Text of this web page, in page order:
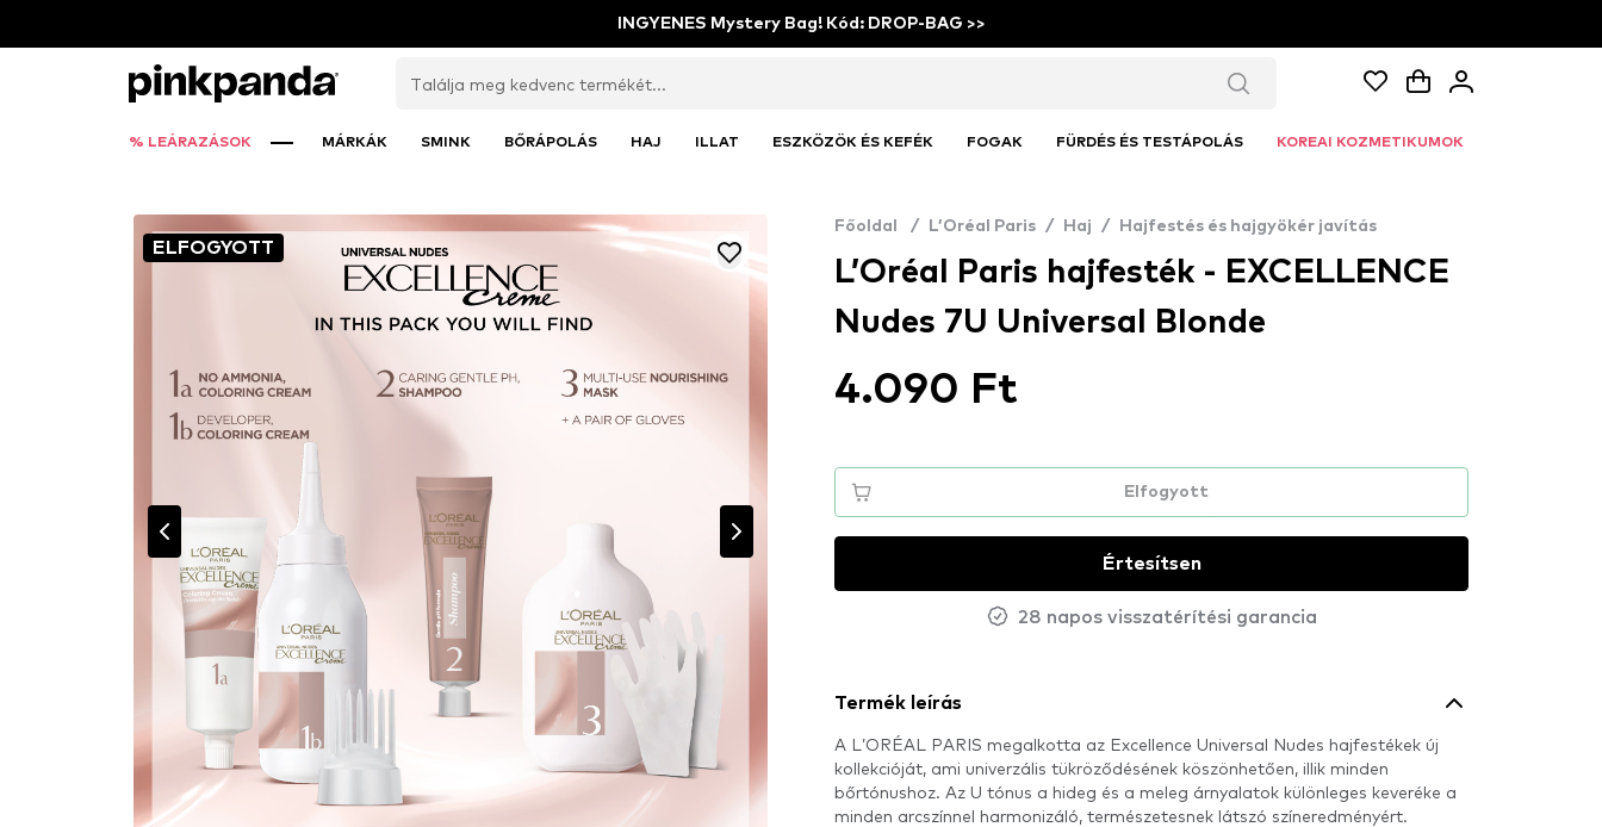
INGYENES Mystery Bag! Kód: DROP-BAG >>
% LEÁRAZÁSOK MÁRKÁK SMINK BŐRÁPOLÁS HAJ ILLAT ESZKÖZÖK ÉS KEFÉK FOGAK FÜRDÉS ÉS TESTÁPOLÁS KOREAI KOZMETIKUMOK
ELFOGYOTT
Főoldal / L’Oréal Paris / Haj / Hajfestés és hajgyökér javítás
L’Oréal Paris hajfesték - EXCELLENCE
Nudes 7U Universal Blonde
4.090 Ft
Elfogyott
Értesítsen
28 napos visszatérítési garancia
Termék leírás
A L’ORÉAL PARIS megalkotta az Excellence Universal Nudes hajfestékek új
kollekcióját, ami univerzális tükröződésének köszönhetően, illik minden
bőrtónushoz. Az U tónus a hideg és a meleg árnyalatok különleges keveréke a
minden arcszínnel harmonizáló, természetesnek látszó színeredményért.